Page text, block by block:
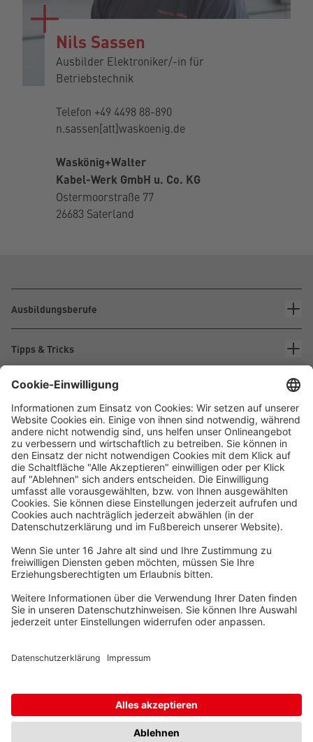
Nils Sassen
Ausbilder Elektroniker/-in für
Betriebstechnik
Telefon +49 4498 88-890
n.sassen[att]waskoenig.de
Waskönig+Walter
Kabel-Werk GmbH u. Co. KG
Ostermoorstraße 77
26683 Saterland
Ausbildungsberufe
Tipps & Tricks
Über Waskönig+Walter
Waskönig+Walter
Kabel-Werk GmbH u. Co. KG
Ostermoorstraße 77
Telefon +49 4498 88-0
Fax +49 4498 88-900
info[att]waskoenig.de
Folgen Sie uns: